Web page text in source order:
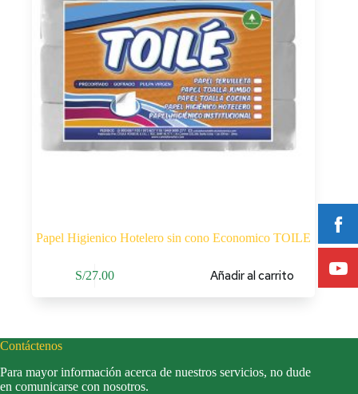
Papel Higienico Hotelero sin cono Economico TOILE
S/27.00 Añadir al carrito
Contáctenos
Para mayor información acerca de nuestros servicios, no dude
en comunicarse con nosotros.